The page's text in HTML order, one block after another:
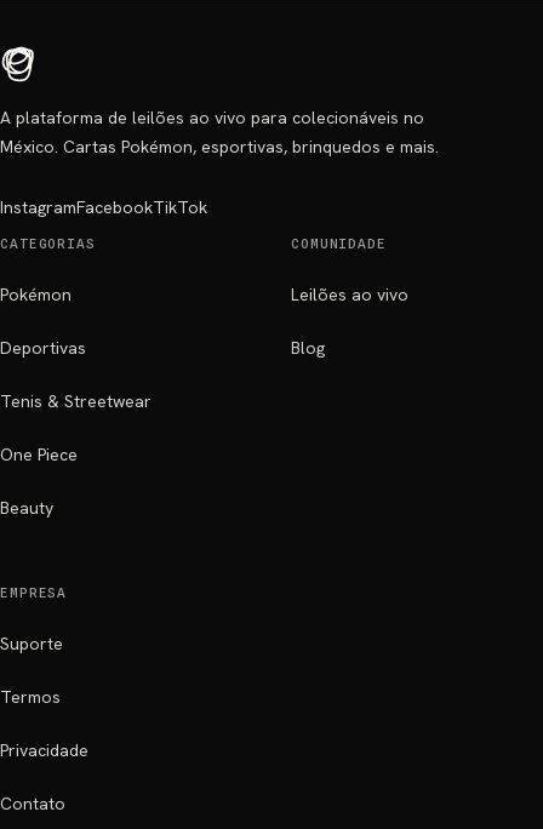
A plataforma de leilões ao vivo para colecionáveis no
México. Cartas Pokémon, esportivas, brinquedos e mais.
InstagramFacebookTikTok
CATEGORIAS
Pokémon
Deportivas
Tenis & Streetwear
One Piece
Beauty
COMUNIDADE
Leilões ao vivo
Blog
EMPRESA
Suporte
Termos
Privacidade
Contato